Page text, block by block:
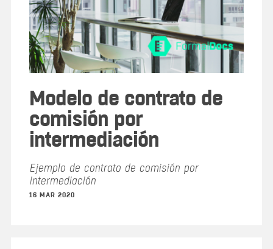
Modelo de contrato de
comisión por
intermediación
Ejemplo de contrato de comisión por
intermediación
16 MAR 2020